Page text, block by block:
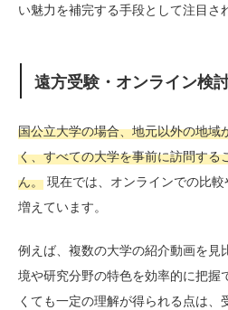
い魅力を補完する手段として注目さ
遠方受験・オンライン検
国公立大学の場合、地元以外の地域
く、すべての大学を事前に訪問する
ん。 現在では、オンラインでの比
増えています。
例えば、複数の大学の紹介動画を見
境や研究分野の特色を効率的に把握
くても一定の理解が得られる点は、